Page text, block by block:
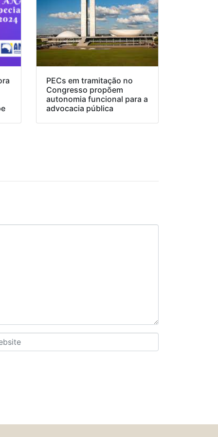
PECs em tramitação no
Congresso propõem
autonomia funcional para a
advocacia pública